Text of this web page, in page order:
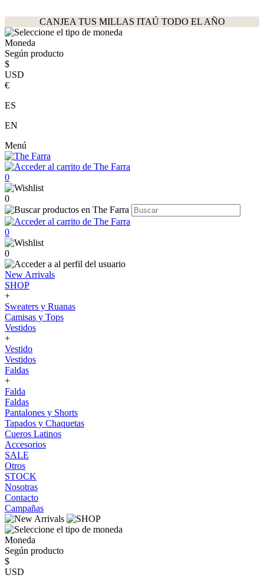
CANJEA TUS MILLAS ITAÚ TODO EL AÑO
Moneda
Según producto
$
USD
€
ES
EN
Menú
0
0
0
0
New Arrivals
SHOP
+
Sweaters y Ruanas
Camisas y Tops
Vestidos
+
Vestido
Vestidos
Faldas
+
Falda
Faldas
Pantalones y Shorts
Tapados y Chaquetas
Cueros Latinos
Accesorios
SALE
Otros
STOCK
Nosotras
Contacto
Campañas
Moneda
Según producto
$
USD